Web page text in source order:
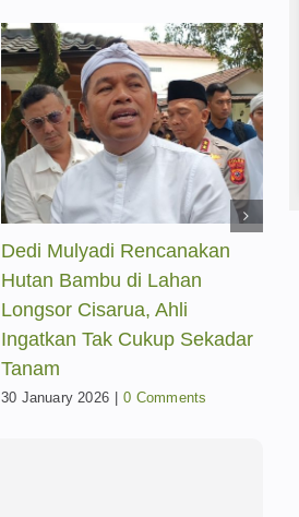
RTH Jakarta Baru 5,31
Persen, Taman Kota Dinilai
Belum Jadi Penyangga
Ekologis
23 January 2026